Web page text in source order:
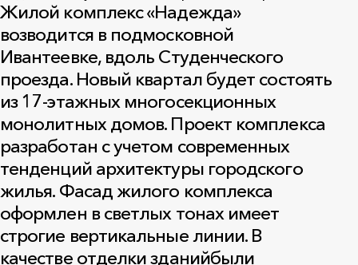
Жилой комплекс «Надежда»
возводится в подмосковной
Ивантеевке, вдоль Студенческого
проезда. Новый квартал будет состоять
из 17-этажных многосекционных
монолитных домов. Проект комплекса
разработан с учетом современных
тенденций архитектуры городского
жилья. Фасад жилого комплекса
оформлен в светлых тонах имеет
строгие вертикальные линии. В
качестве отделки зданийбыли